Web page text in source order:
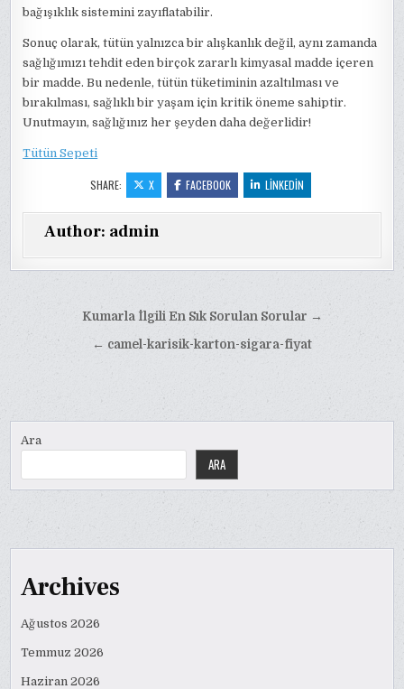
bağışıklık sistemini zayıflatabilir.
Sonuç olarak, tütün yalnızca bir alışkanlık değil, aynı zamanda
sağlığımızı tehdit eden birçok zararlı kimyasal madde içeren
bir madde. Bu nedenle, tütün tüketiminin azaltılması ve
bırakılması, sağlıklı bir yaşam için kritik öneme sahiptir.
Unutmayın, sağlığınız her şeyden daha değerlidir!
Tütün Sepeti
SHARE: X FACEBOOK LINKEDIN
Author: admin
gezinmesi
Kumarla İlgili En Sık Sorulan Sorular →
← camel-karisik-karton-sigara-fiyat
Ara
ARA
Archives
Ağustos 2026
Temmuz 2026
Haziran 2026